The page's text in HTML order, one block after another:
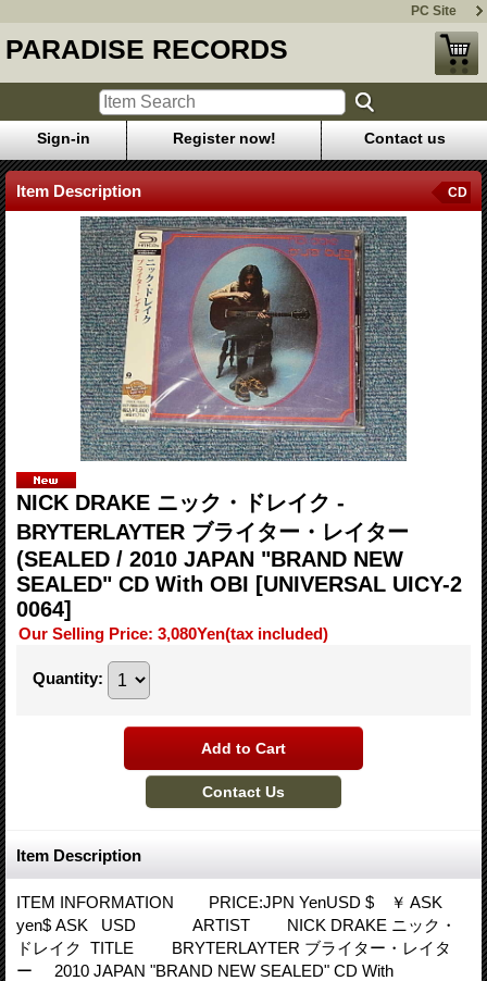
PC Site
PARADISE RECORDS
Sign-in Register now! Contact us
Item Description CD
NICK DRAKE ニック・ドレイク -
BRYTERLAYTER ブライター・レイター
(SEALED / 2010 JAPAN "BRAND NEW
SEALED" CD With OBI [UNIVERSAL UICY-2
0064]
Our Selling Price: 3,080Yen(tax included)
Quantity:
Item Description
ITEM INFORMATION PRICE:JPN YenUSD $ ￥ ASK
yen$ ASK USD ARTIST NICK DRAKE ニック・
ドレイク TITLE BRYTERLAYTER ブライター・レイタ
ー 2010 JAPAN "BRAND NEW SEALED" CD With